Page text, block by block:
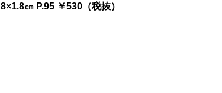
8×1.8㎝ P.95 ￥530（税抜）